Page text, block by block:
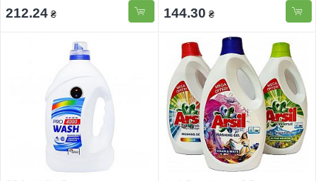
212.24 ₴ 144.30 ₴